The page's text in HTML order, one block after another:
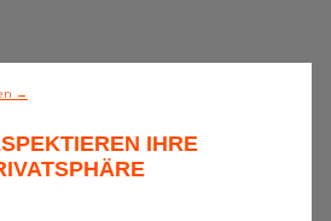
guten Preis-Leistungs-
→
IHRE